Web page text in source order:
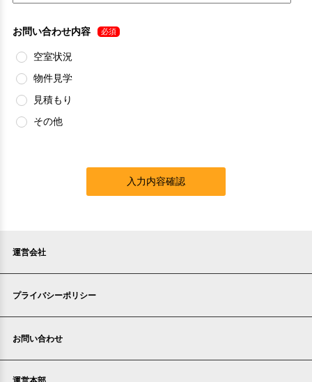
お問い合わせ内容 必須
空室状況
物件見学
見積もり
その他
入力内容確認
運営会社
プライバシーポリシー
お問い合わせ